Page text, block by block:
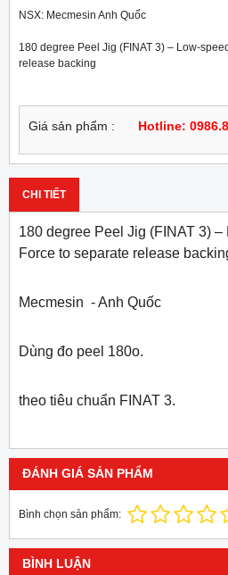
NSX: Mecmesin Anh Quốc
180 degree Peel Jig (FINAT 3) – Low-
release backing
Giá sản phẩm : Hotline:
CHI TIẾT
180 degree Peel Jig (FINAT 3)
Force to separate release
Mecmesin - Anh Quốc
Dùng đo peel 180o.
theo tiêu chuẩn FINAT 3.
ĐÁNH GIÁ SẢN PHẨM
Bình chọn sản phẩm:
BÌNH LUẬN